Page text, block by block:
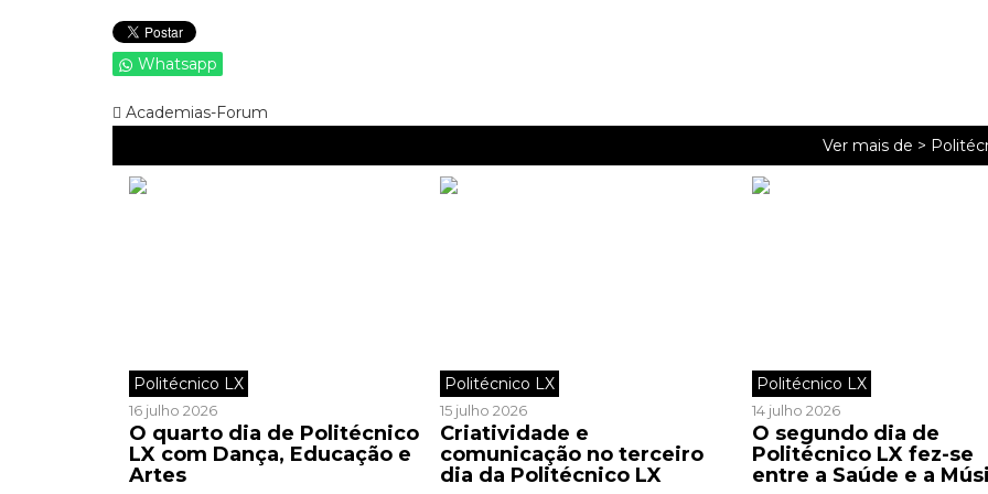
Whatsapp
Academias-Forum
Ver mais de >
Politécnico LX
16 julho 2026
O quarto dia de Politécnico
LX com Dança, Educação e
Artes
Politécnico LX
15 julho 2026
Criatividade e
comunicação no terceiro
dia da Politécnico LX
Politécnico LX
14 julho 2026
O segundo dia de
Politécnico LX fez-se
entre a Saúde e a